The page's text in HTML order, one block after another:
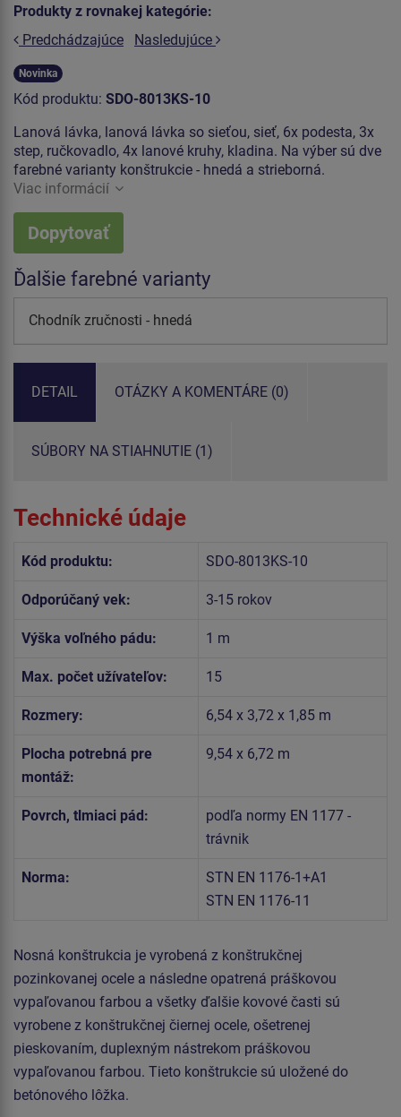
Produkty z rovnakej kategórie:
Predchádzajúce
Nasledujúce
Novinka
Kód produktu: SDO-8013KS-10
Lanová lávka, lanová lávka so sieťou, sieť, 6x podesta, 3x
step, ručkovadlo, 4x lanové kruhy, kladina. Na výber sú dve
farebné varianty konštrukcie - hnedá a strieborná.
Viac informácií
Dopytovať
Ďalšie farebné varianty
Chodník zručnosti - hnedá
DETAIL OTÁZKY A KOMENTÁRE (0)
SÚBORY NA STIAHNUTIE (1)
Technické údaje
Kód produktu: SDO-8013KS-10
Odporúčaný vek: 3-15 rokov
Výška voľného pádu: 1 m
Max. počet užívateľov: 15
Rozmery: 6,54 x 3,72 x 1,85 m
Plocha potrebná pre
montáž:
9,54 x 6,72 m
Povrch, tlmiaci pád:
podľa normy EN 1177 -
trávnik
Norma:
STN EN 1176-1+A1
STN EN 1176-11
Nosná konštrukcia je vyrobená z konštrukčnej
pozinkovanej ocele a následne opatrená práškovou
vypaľovanou farbou a všetky ďalšie kovové časti sú
vyrobene z konštrukčnej čiernej ocele, ošetrenej
pieskovaním, duplexným nástrekom práškovou
vypaľovanou farbou. Tieto konštrukcie sú uložené do
betónového lôžka.